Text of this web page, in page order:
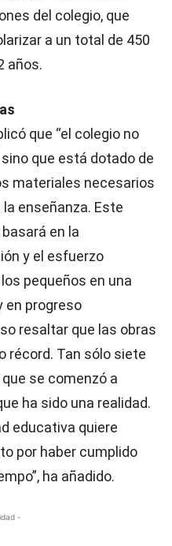
del colegio, que
a un total de 450
años.
que “el colegio no
que está dotado de
materiales necesarios
enseñanza. Este
en la
y el esfuerzo
pequeños en una
en progreso
resaltar que las obras
récord. Tan sólo siete
se comenzó a
ha sido una realidad.
educativa quiere
por haber cumplido
ha añadido.
-